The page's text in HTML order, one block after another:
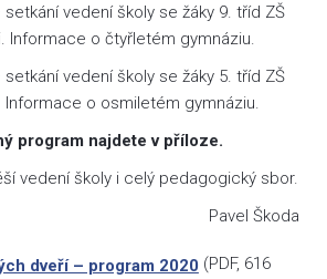
vedení školy se žáky 9. tříd ZŠ
Informace o čtyřletém gymnáziu.
vedení školy se žáky 5. tříd ZŠ
Informace o osmiletém gymnáziu.
program najdete v příloze.
vedení školy i celý pedagogický sbor.
Pavel Škoda
dveří – program 2020 (PDF, 616